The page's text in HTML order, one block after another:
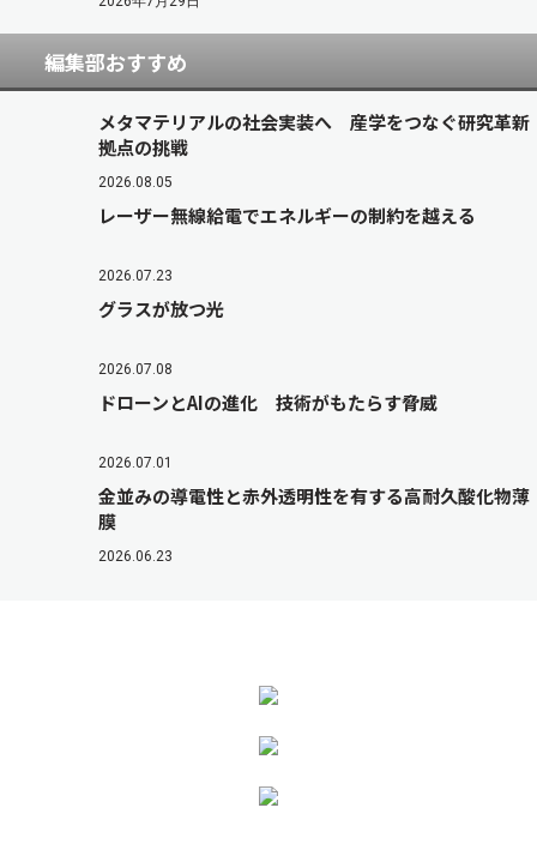
編集部おすすめ
メタマテリアルの社会実装へ 産学をつなぐ研究革新
拠点の挑戦
2026.08.05
レーザー無線給電でエネルギーの制約を越える
2026.07.23
グラスが放つ光
2026.07.08
ドローンとAIの進化 技術がもたらす脅威
2026.07.01
金並みの導電性と赤外透明性を有する高耐久酸化物薄
膜
2026.06.23